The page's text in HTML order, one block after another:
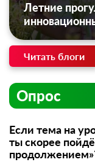
Летние
Читать блоги
Опрос
Если тема на
ты скорее